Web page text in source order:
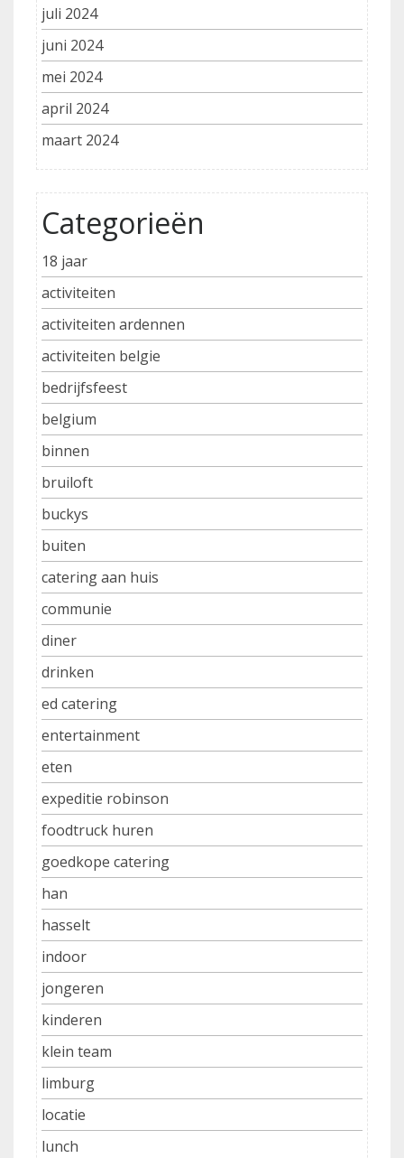
juli 2024
juni 2024
mei 2024
april 2024
maart 2024
Categorieën
18 jaar
activiteiten
activiteiten ardennen
activiteiten belgie
bedrijfsfeest
belgium
binnen
bruiloft
buckys
buiten
catering aan huis
communie
diner
drinken
ed catering
entertainment
eten
expeditie robinson
foodtruck huren
goedkope catering
han
hasselt
indoor
jongeren
kinderen
klein team
limburg
locatie
lunch